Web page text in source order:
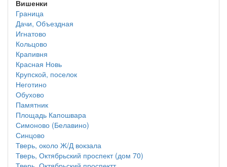
Вишенки
Граница
Дачи, Объездная
Игнатово
Кольцово
Крапивня
Красная Новь
Крупской, поселок
Неготино
Обухово
Памятник
Площадь Капошвара
Симоново (Белавино)
Синцово
Тверь, около Ж/Д вокзала
Тверь, Октябрьский проспект (дом 70)